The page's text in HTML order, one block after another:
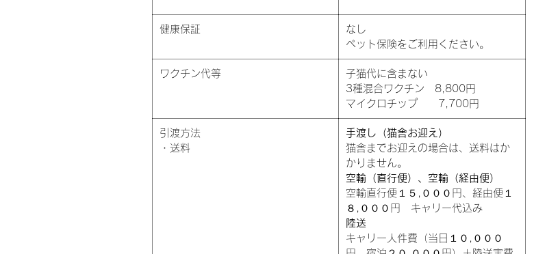
健康保証
なし
ペット保険をご利用ください。
ワクチン代等
子猫代に含まない
3種混合ワクチン 8,800円
マイクロチップ 7,700円
引渡方法
・送料
手渡し（猫舎お迎え）
猫舎までお迎えの場合は、送料はか
かりません。
空輸（直行便）、空輸（経由便）
空輸直行便１５,０００円、経由便１
８,０００円 キャリー代込み
陸送
キャリー人件費（当日１０,０００